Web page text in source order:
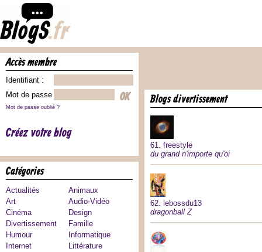
accès membre
Identifiant :
Mot de passe :
Mot de passe oublié ?
Créez votre blog
catégories
Actualités
Animaux
Art
Audio-Vidéo
Cinéma
Design
Divertissement
Famille
Humour
Informatique
Internet
Littérature
blogs divertissement
61. freestyle
du grand n'importe qu'oi
62. lebossdu13
dragonball Z